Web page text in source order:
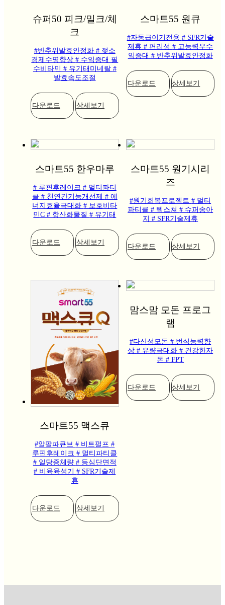
슈퍼50 피크/밀크/체
크
#반추위발효안정화 # 젖소
경제수명향상# 수익증대 필
수비타민 # 유기태미네랄 #
발효속도조절
다운로드 상세보기
스마트55 원큐
#자동급이기전용 # SFR기술
제휴# 편리성# 고능력우수
익증대 # 반추위발효안정화
다운로드 상세보기
스마트55 한우마루
# 루핀후레이크 # 멀티파티
클 # 천연간기능개선제 # 에
너지효율극대화# 보호비타
민C# 항산화물질# 유기태
다운로드 상세보기
스마트55 원기시리
즈
#원기회복프로젝트# 멀티
파티클# 텍스쳐# 슈퍼송아
지# SFR기술제휴
다운로드 상세보기
스마트55 맥스큐
#알팔파큐브# 비트펄프#
루핀후레이크# 멀티파티클
# 일당증체량 # 등심단면적
# 비육육성기# SFR기술제
휴
다운로드 상세보기
맘스맘 모돈 프로그
램
#다산성모돈# 번식능력향
상# 유량극대화# 건강한자
돈# FPT
다운로드 상세보기